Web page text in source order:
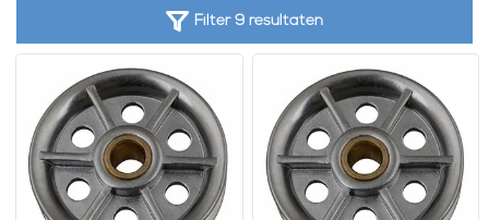
Filter 9 resultaten